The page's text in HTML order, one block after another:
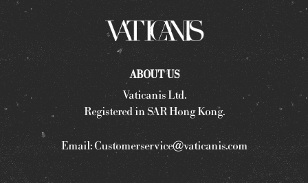
ABOUT US
Vaticanis Ltd.
Registered in SAR Hong Kong.
Email:Customerservice@vaticanis.com